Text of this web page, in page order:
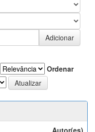
Ordenar
Autor(es)